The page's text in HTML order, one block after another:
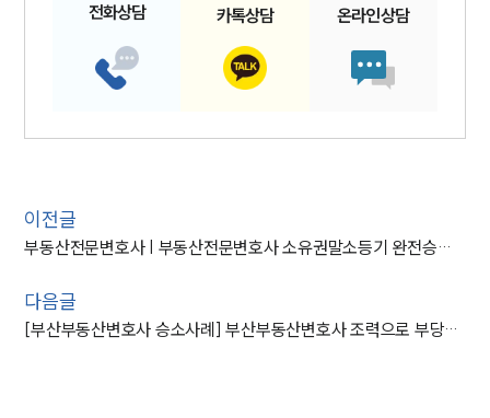
전화상담 카톡상담 온라인상담
이전글
부동산전문변호사 | 부동산전문변호사 소유권말소등기 완전승소사건
다음글
[부산부동산변호사 승소사례] 부산부동산변호사 조력으로 부당이득금 전액 반환받은 의뢰인